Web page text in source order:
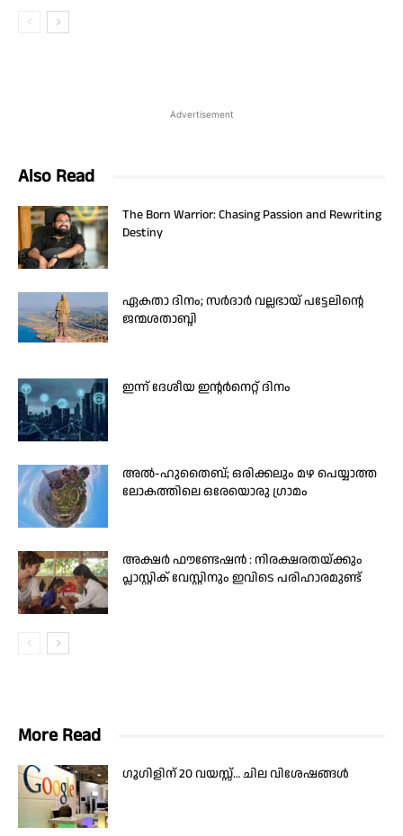
Advertisement
Also Read
The Born Warrior: Chasing Passion and Rewriting
Destiny
ഏകതാ ദിനം; സർദാർ വല്ലഭായ് പട്ടേലിന്റെ
ജന്മശതാബ്ദി
ഇന്ന് ദേശീയ ഇന്റർനെറ്റ് ദിനം
അൽ-ഹുതൈബ്; ഒരിക്കലും മഴ പെയ്യാത്ത
ലോകത്തിലെ ഒരേയൊരു ഗ്രാമം
അക്ഷർ ഫൗണ്ടേഷൻ : നിരക്ഷരതയ്ക്കും
പ്ലാസ്റ്റിക് വേസ്റ്റിനും ഇവിടെ പരിഹാരമുണ്ട്
More Read
ഗൂഗിളിന് 20 വയസ്സ്… ചില വിശേഷങ്ങൾ